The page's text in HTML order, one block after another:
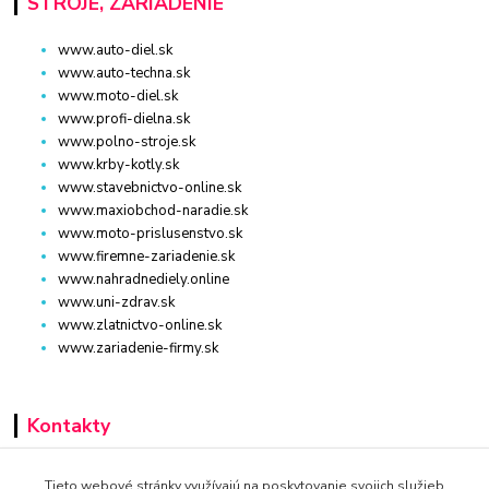
www.auto-diel.sk
www.auto-techna.sk
www.moto-diel.sk
www.profi-dielna.sk
www.polno-stroje.sk
www.krby-kotly.sk
www.stavebnictvo-online.sk
www.maxiobchod-naradie.sk
www.moto-prislusenstvo.sk
www.firemne-zariadenie.sk
www.nahradnediely.online
www.uni-zdrav.sk
www.zlatnictvo-online.sk
www.zariadenie-firmy.sk
Kontakty
+421 940 949 000